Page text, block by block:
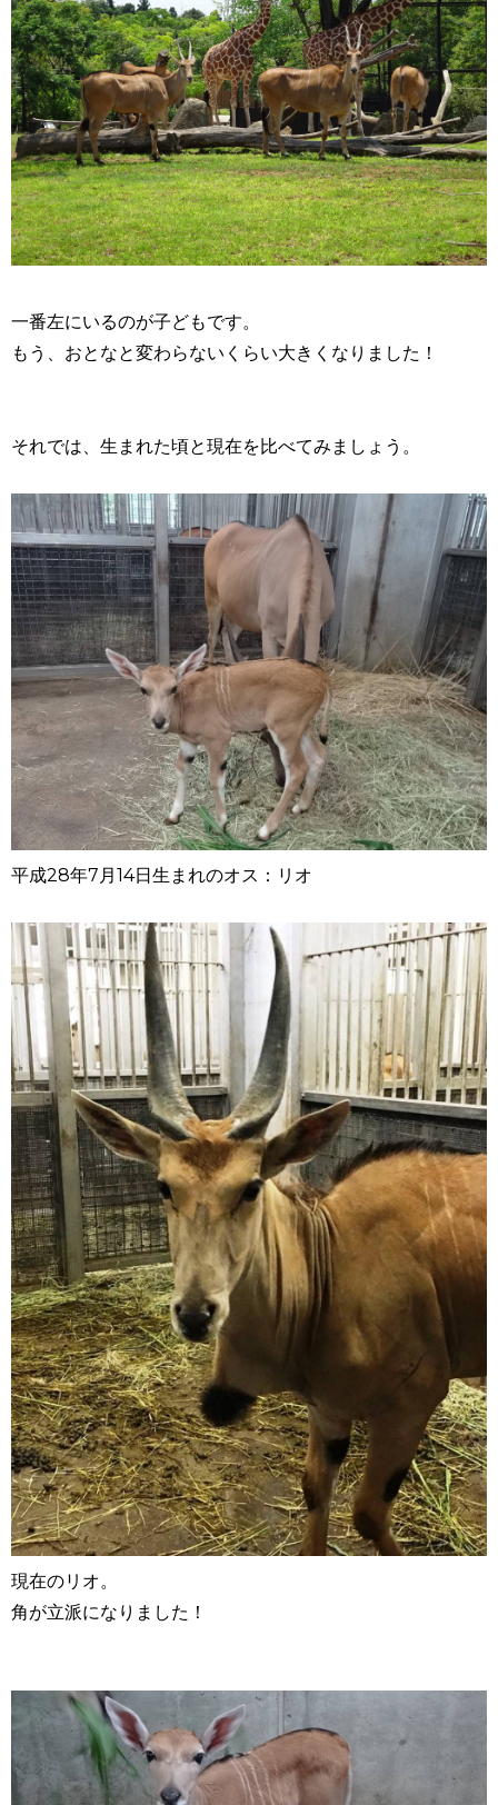
一番左にいるのが子どもです。
もう、おとなと変わらないくらい大きくなりました！
それでは、生まれた頃と現在を比べてみましょう。
平成28年7月14日生まれのオス：リオ
現在のリオ。
角が立派になりました！